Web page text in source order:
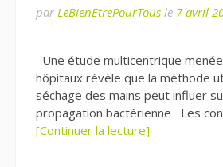
par LeBienEtrePourTous le 7 avril
Une étude multicentrique
hôpitaux révèle que la méthode
séchage des mains peut influer
propagation bactérienne Les
[Continuer la lecture]